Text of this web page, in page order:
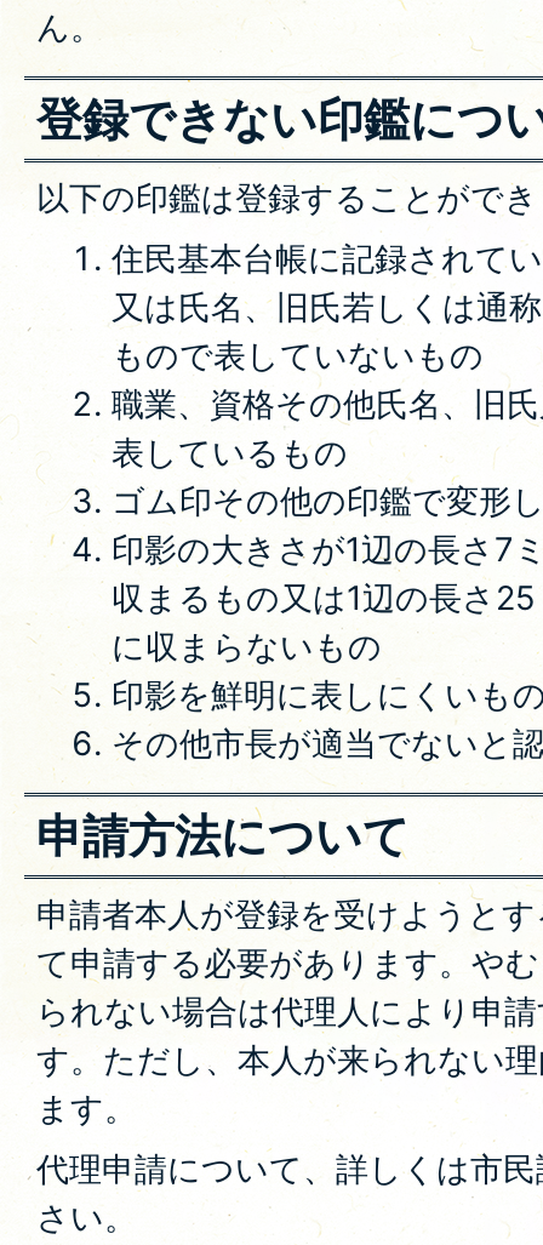
ん。
登録できない印鑑につ
以下の印鑑は登録することがで
住民基本台帳に記録されて
又は氏名、旧氏若しくは通
もので表していないもの
職業、資格その他氏名、旧
表しているもの
ゴム印その他の印鑑で変形
印影の大きさが1辺の長さ7
収まるもの又は1辺の長さ
に収まらないもの
印影を鮮明に表しにくいも
その他市長が適当でないと
申請方法について
申請者本人が登録を受けようと
て申請する必要があります。や
られない場合は代理人により申
す。ただし、本人が来られない
ます。
代理申請について、詳しくは市
さい。